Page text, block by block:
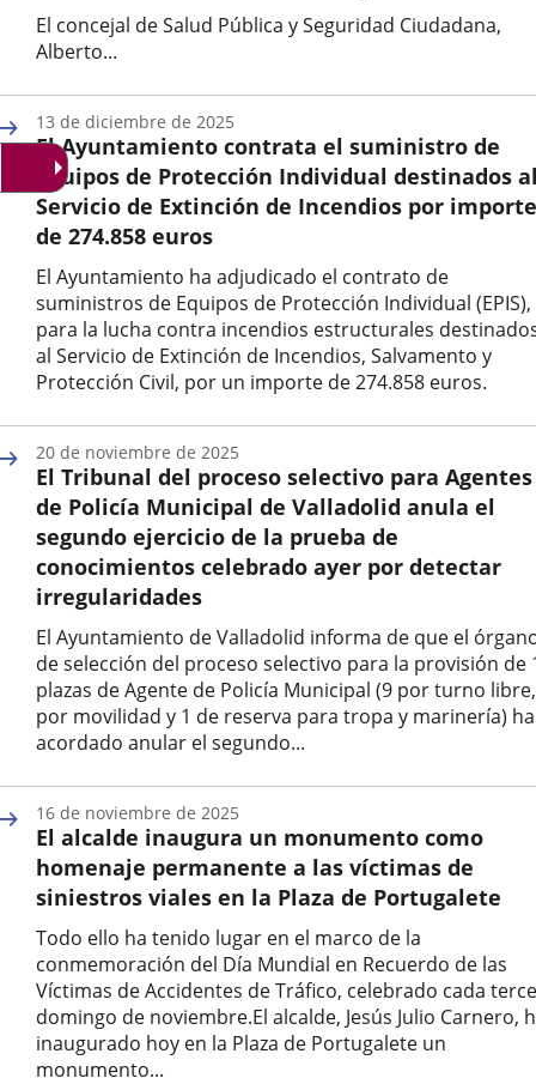
El concejal de Salud Pública y Seguridad Ciudadana,
Alberto...
la
noticia
El Ayuntamiento contrata el suministro de
Equipos de Protección Individual destinados
Servicio de Extinción de Incendios por importe
de 274.858 euros
El Ayuntamiento ha adjudicado el contrato de
suministros de Equipos de Protección Individual (EPIS),
para la lucha contra incendios estructurales
al Servicio de Extinción de Incendios, Salvamento y
Protección Civil, por un importe de 274.858 euros.
la
noticia
13 de diciembre de 2025
El Tribunal del proceso selectivo para Agentes
de Policía Municipal de Valladolid anula el
segundo ejercicio de la prueba de
conocimientos celebrado ayer por detectar
irregularidades
El Ayuntamiento de Valladolid informa de que el
de selección del proceso selectivo para la provisión de
plazas de Agente de Policía Municipal (9 por turno
por movilidad y 1 de reserva para tropa y marinería) ha
acordado anular el segundo...
la
noticia
20 de noviembre de 2025
El alcalde inaugura un monumento como
homenaje permanente a las víctimas de
siniestros viales en la Plaza de Portugalete
Todo ello ha tenido lugar en el marco de la
conmemoración del Día Mundial en Recuerdo de las
Víctimas de Accidentes de Tráfico, celebrado cada
domingo de noviembre.El alcalde, Jesús Julio Carnero,
inaugurado hoy en la Plaza de Portugalete un
monumento...
16 de noviembre de 2025